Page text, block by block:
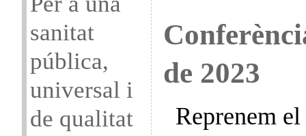
sanitat
pública,
universal i
de qualitat
de 2023
Reprenem